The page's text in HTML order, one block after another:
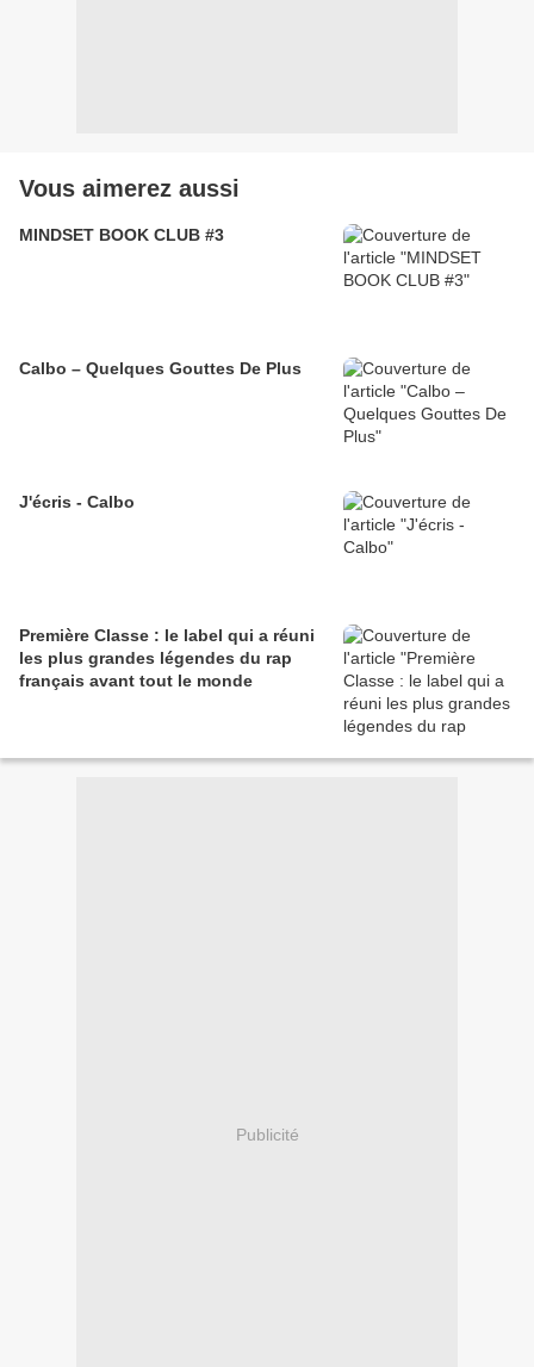
Vous aimerez aussi
MINDSET BOOK CLUB #3
Calbo – Quelques Gouttes De Plus
J'écris - Calbo
Première Classe : le label qui a réuni
les plus grandes légendes du rap
français avant tout le monde
Publicité